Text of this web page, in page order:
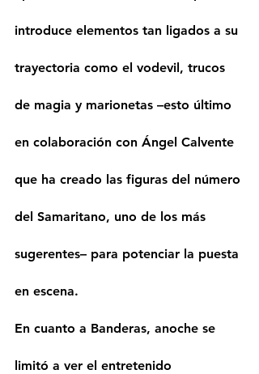
introduce elementos tan ligados a su
trayectoria como el vodevil, trucos
de magia y marionetas –esto último
en colaboración con Ángel Calvente
que ha creado las figuras del número
del Samaritano, uno de los más
sugerentes– para potenciar la puesta
en escena.
En cuanto a Banderas, anoche se
limitó a ver el entretenido